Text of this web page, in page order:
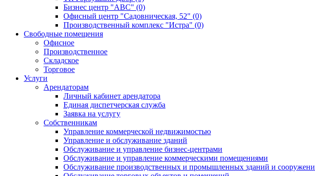
Бизнес центр "АВС" (0)
Офисный центр "Садовническая, 52" (0)
Производственный комплекс "Истра" (0)
Свободные помещения
Офисное
Производственное
Складское
Торговое
Услуги
Арендаторам
Личный кабинет арендатора
Единая диспетчерская служба
Заявка на услугу
Собственникам
Управление коммерческой недвижимостью
Управление и обслуживание зданий
Обслуживание и управление бизнес-центрами
Обслуживание и управление коммерческими помещениями
Обслуживание производственных и промышленных зданий и